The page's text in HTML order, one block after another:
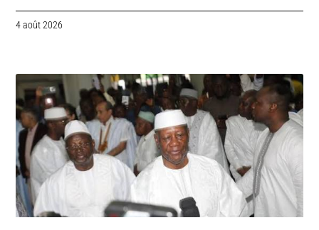
4 août 2026